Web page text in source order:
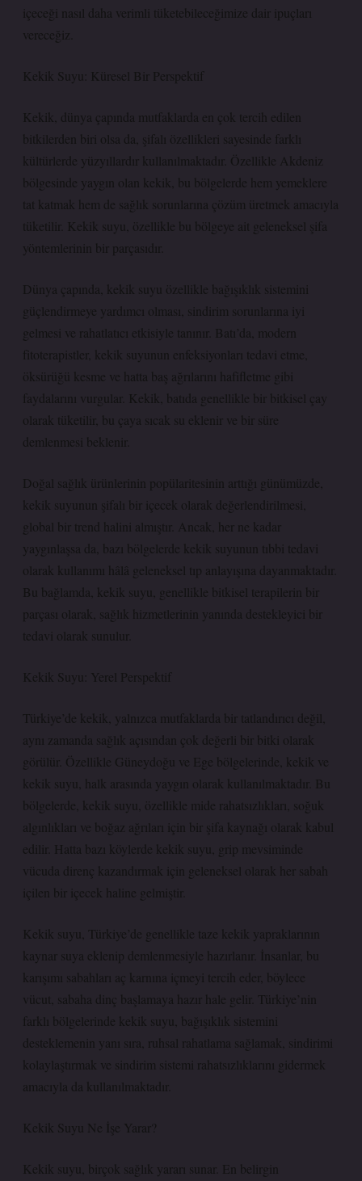
içeceği nasıl daha verimli tüketebileceğimize dair ipuçları
vereceğiz.
Kekik Suyu: Küresel Bir Perspektif
Kekik, dünya çapında mutfaklarda en çok tercih edilen
bitkilerden biri olsa da, şifalı özellikleri sayesinde farklı
kültürlerde yüzyıllardır kullanılmaktadır. Özellikle Akdeniz
bölgesinde yaygın olan kekik, bu bölgelerde hem yemeklere
tat katmak hem de sağlık sorunlarına çözüm üretmek amacıyla
tüketilir. Kekik suyu, özellikle bu bölgeye ait geleneksel şifa
yöntemlerinin bir parçasıdır.
Dünya çapında, kekik suyu özellikle bağışıklık sistemini
güçlendirmeye yardımcı olması, sindirim sorunlarına iyi
gelmesi ve rahatlatıcı etkisiyle tanınır. Batı’da, modern
fitoterapistler, kekik suyunun enfeksiyonları tedavi etme,
öksürüğü kesme ve hatta baş ağrılarını hafifletme gibi
faydalarını vurgular. Kekik, batıda genellikle bir bitkisel çay
olarak tüketilir, bu çaya sıcak su eklenir ve bir süre
demlenmesi beklenir.
Doğal sağlık ürünlerinin popülaritesinin arttığı günümüzde,
kekik suyunun şifalı bir içecek olarak değerlendirilmesi,
global bir trend halini almıştır. Ancak, her ne kadar
yaygınlaşsa da, bazı bölgelerde kekik suyunun tıbbi tedavi
olarak kullanımı hâlâ geleneksel tıp anlayışına dayanmaktadır.
Bu bağlamda, kekik suyu, genellikle bitkisel terapilerin bir
parçası olarak, sağlık hizmetlerinin yanında destekleyici bir
tedavi olarak sunulur.
Kekik Suyu: Yerel Perspektif
Türkiye’de kekik, yalnızca mutfaklarda bir tatlandırıcı değil,
aynı zamanda sağlık açısından çok değerli bir bitki olarak
görülür. Özellikle Güneydoğu ve Ege bölgelerinde, kekik ve
kekik suyu, halk arasında yaygın olarak kullanılmaktadır. Bu
bölgelerde, kekik suyu, özellikle mide rahatsızlıkları, soğuk
algınlıkları ve boğaz ağrıları için bir şifa kaynağı olarak kabul
edilir. Hatta bazı köylerde kekik suyu, grip mevsiminde
vücuda direnç kazandırmak için geleneksel olarak her sabah
içilen bir içecek haline gelmiştir.
Kekik suyu, Türkiye’de genellikle taze kekik yapraklarının
kaynar suya eklenip demlenmesiyle hazırlanır. İnsanlar, bu
karışımı sabahları aç karnına içmeyi tercih eder, böylece
vücut, sabaha dinç başlamaya hazır hale gelir. Türkiye’nin
farklı bölgelerinde kekik suyu, bağışıklık sistemini
desteklemenin yanı sıra, ruhsal rahatlama sağlamak, sindirimi
kolaylaştırmak ve sindirim sistemi rahatsızlıklarını gidermek
amacıyla da kullanılmaktadır.
Kekik Suyu Ne İşe Yarar?
Kekik suyu, birçok sağlık yararı sunar. En belirgin